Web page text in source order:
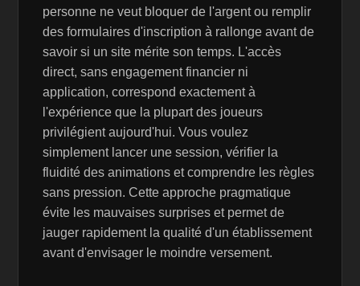
personne ne veut bloquer de l'argent ou remplir
des formulaires d'inscription à rallonge avant de
savoir si un site mérite son temps. L'accès
direct, sans engagement financier ni
application, correspond exactement à
l'expérience que la plupart des joueurs
privilégient aujourd'hui. Vous voulez
simplement lancer une session, vérifier la
fluidité des animations et comprendre les règles
sans pression. Cette approche pragmatique
évite les mauvaises surprises et permet de
jauger rapidement la qualité d'un établissement
avant d'envisager le moindre versement.